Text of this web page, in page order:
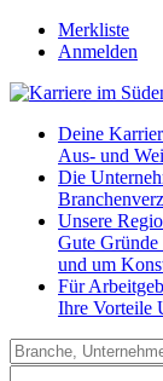
Merkliste
Anmelden
Deine
Aus- und
Die
Unsere
Gute Gründe
und um
Für
Ihre Vorteile